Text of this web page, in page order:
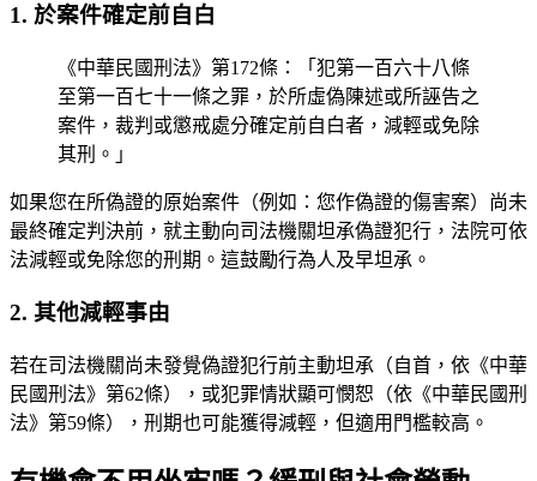
1. 於案件確定前自白
《中華民國刑法》第172條：「犯第一百六十八條
至第一百七十一條之罪，於所虛偽陳述或所誣告之
案件，裁判或懲戒處分確定前自白者，減輕或免除
其刑。」
如果您在所偽證的原始案件（例如：您作偽證的傷害案）尚未
最終確定判決前，就主動向司法機關坦承偽證犯行，法院可依
法減輕或免除您的刑期。這鼓勵行為人及早坦承。
2. 其他減輕事由
若在司法機關尚未發覺偽證犯行前主動坦承（自首，依《中華
民國刑法》第62條），或犯罪情狀顯可憫恕（依《中華民國刑
法》第59條），刑期也可能獲得減輕，但適用門檻較高。